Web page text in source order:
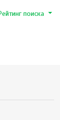
поиска